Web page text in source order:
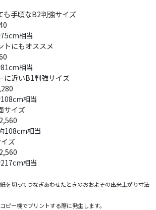
も手頃なB2判強サイズ
相当
トにもオススメ
相当
に近いB1判強サイズ
相当
サイズ
108cm相当
ズ
相当
を切ってつなぎあわせたときのおおよその出来上がり寸法
ー機でプリントする際に発生します。